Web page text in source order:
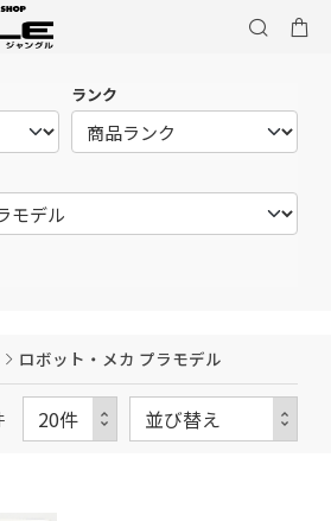
ランク
ロボット・メカ プラモデル